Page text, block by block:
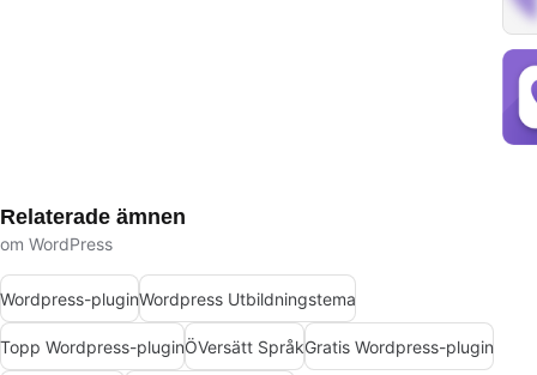
Relaterade ämnen
om WordPress
Wordpress-pluginWordpress Utbildningstema
Topp Wordpress-pluginÖVersätt SpråkGratis Wordpress-plugin